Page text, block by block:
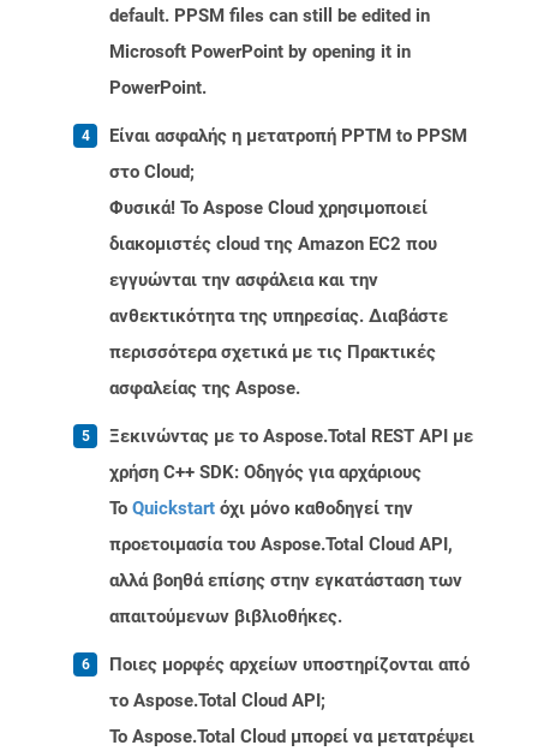
default. PPSM files can still be edited in
Microsoft PowerPoint by opening it in
PowerPoint.
Είναι ασφαλής η μετατροπή PPTM to PPSM
στο Cloud;
Φυσικά! Το Aspose Cloud χρησιμοποιεί
διακομιστές cloud της Amazon EC2 που
εγγυώνται την ασφάλεια και την
ανθεκτικότητα της υπηρεσίας. Διαβάστε
περισσότερα σχετικά με τις Πρακτικές
ασφαλείας της Aspose.
Ξεκινώντας με το Aspose.Total REST API με
χρήση C++ SDK: Οδηγός για αρχάριους
Το Quickstart όχι μόνο καθοδηγεί την
προετοιμασία του Aspose.Total Cloud API,
αλλά βοηθά επίσης στην εγκατάσταση των
απαιτούμενων βιβλιοθήκες.
Ποιες μορφές αρχείων υποστηρίζονται από
το Aspose.Total Cloud API;
Το Aspose.Total Cloud μπορεί να μετατρέψει